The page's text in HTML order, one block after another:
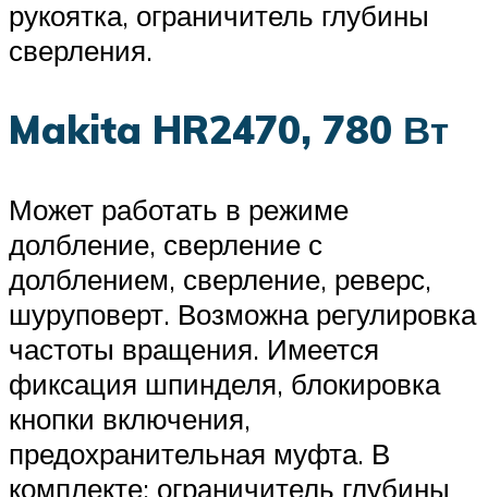
рукоятка, ограничитель глубины
сверления.
Makita HR2470, 780 Вт
Может работать в режиме
долбление, сверление с
долблением, сверление, реверс,
шуруповерт. Возможна регулировка
частоты вращения. Имеется
фиксация шпинделя, блокировка
кнопки включения,
предохранительная муфта. В
комплекте: ограничитель глубины